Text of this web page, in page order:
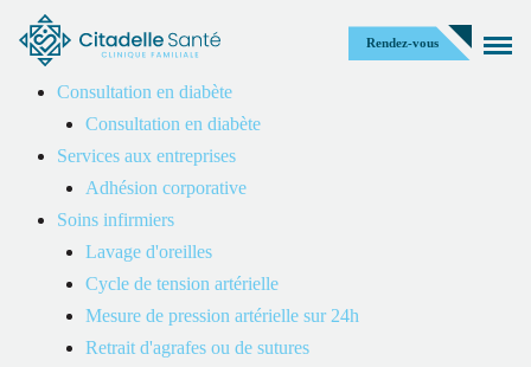
Rendez-vous
Consultation en diabète
Consultation en diabète
Services aux entreprises
Adhésion corporative
Soins infirmiers
Lavage d'oreilles
Cycle de tension artérielle
Mesure de pression artérielle sur 24h
Retrait d'agrafes ou de sutures
Assurances et crédits d’impôt